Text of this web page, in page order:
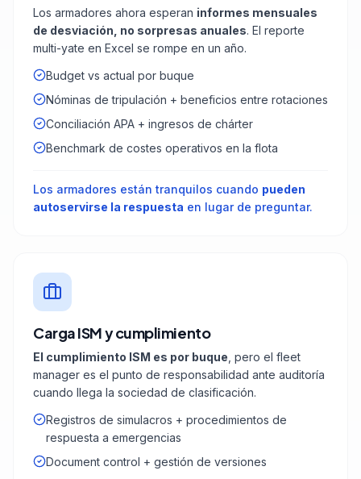
Los armadores ahora esperan informes mensuales
de desviación, no sorpresas anuales. El reporte
multi-yate en Excel se rompe en un año.
Budget vs actual por buque
Nóminas de tripulación + beneficios entre rotaciones
Conciliación APA + ingresos de chárter
Benchmark de costes operativos en la flota
Los armadores están tranquilos cuando pueden
autoservirse la respuesta en lugar de preguntar.
Carga ISM y cumplimiento
El cumplimiento ISM es por buque , pero el fleet
manager es el punto de responsabilidad ante auditoría
cuando llega la sociedad de clasificación.
Registros de simulacros + procedimientos de
respuesta a emergencias
Document control + gestión de versiones